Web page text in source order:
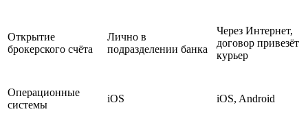
Открытие
брокерского счёта
Лично в
подразделении банка
Через Интернет,
договор привезёт
курьер
Операционные
системы
iOS iOS, Android